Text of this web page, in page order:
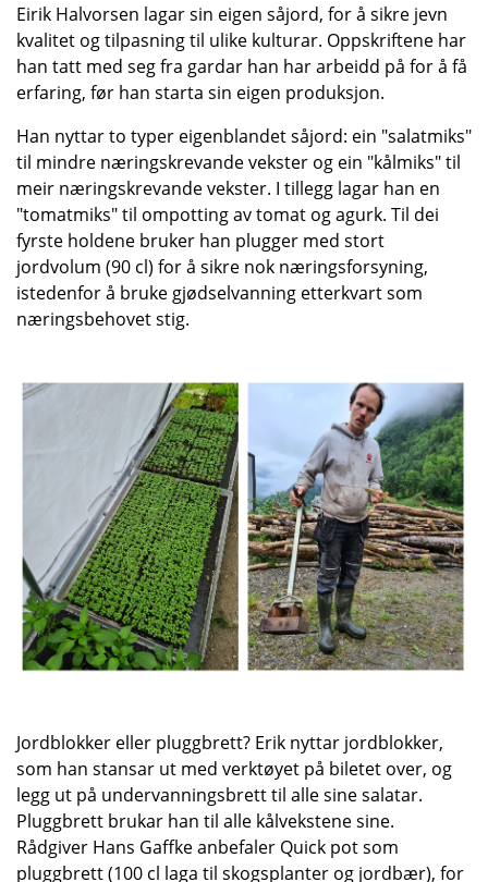
Eirik Halvorsen lagar sin eigen såjord, for å sikre jevn
kvalitet og tilpasning til ulike kulturar. Oppskriftene har
han tatt med seg fra gardar han har arbeidd på for å få
erfaring, før han starta sin eigen produksjon.
Han nyttar to typer eigenblandet såjord: ein "salatmiks"
til mindre næringskrevande vekster og ein "kålmiks" til
meir næringskrevande vekster. I tillegg lagar han en
"tomatmiks" til ompotting av tomat og agurk. Til dei
fyrste holdene bruker han plugger med stort
jordvolum (90 cl) for å sikre nok næringsforsyning,
istedenfor å bruke gjødselvanning etterkvart som
næringsbehovet stig.
Jordblokker eller pluggbrett? Erik nyttar jordblokker,
som han stansar ut med verktøyet på biletet over, og
legg ut på undervanningsbrett til alle sine salatar.
Pluggbrett brukar han til alle kålvekstene sine.
Rådgiver Hans Gaffke anbefaler Quick pot som
pluggbrett (100 cl laga til skogsplanter og jordbær), for